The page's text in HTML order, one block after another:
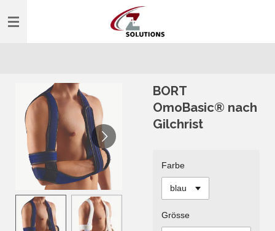
Hauptinhalt
BORT
OmoBasic® nach
Gilchrist
Farbe
Grösse